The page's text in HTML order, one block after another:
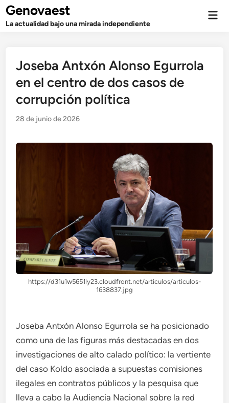
Saltar
contenido
Genovaest
La actualidad bajo una mirada independiente
Joseba Antxón Alonso Egurrola
en el centro de dos casos de
corrupción política
28 de junio de 2026
https://d31u1w5651ly23.cloudfront.net/articulos/articulos-
1638837.jpg
Joseba Antxón Alonso Egurrola se ha posicionado
como una de las figuras más destacadas en dos
investigaciones de alto calado político: la vertiente
del caso Koldo asociada a supuestas comisiones
ilegales en contratos públicos y la pesquisa que
lleva a cabo la Audiencia Nacional sobre la red